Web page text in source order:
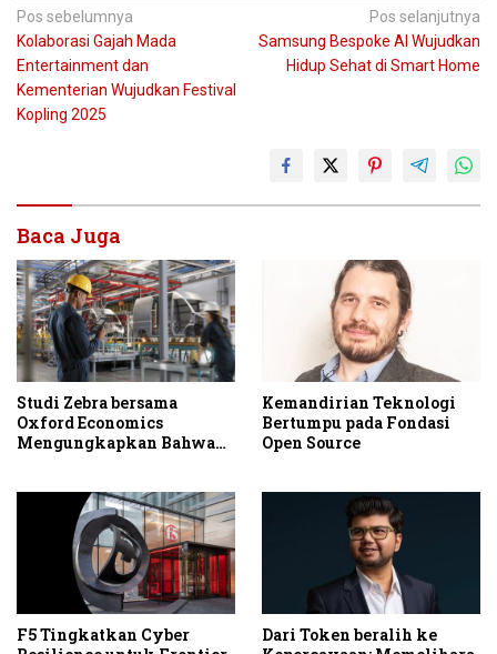
Navigasi
pos
Pos sebelumnya
Kolaborasi Gajah Mada
Entertainment dan
Kementerian Wujudkan Festival
Kopling 2025
Pos selanjutnya
Samsung Bespoke AI Wujudkan
Hidup Sehat di Smart Home
Baca Juga
Studi Zebra bersama
Oxford Economics
Mengungkapkan Bahwa
Peluang Peningkatan
Produktivitas dan
Profitabilitas
Kemandirian Teknologi
Bertumpu pada Fondasi
Open Source
F5 Tingkatkan Cyber
Dari Token beralih ke